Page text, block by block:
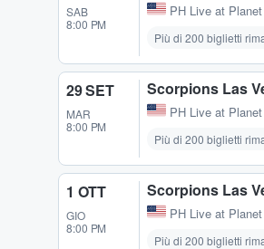
SAB
8:00 PM
PH Live at
Più di 200 biglietti
29 SET
MAR
8:00 PM
Scorpions Las
PH Live at
Più di 200 biglietti
1 OTT
GIO
8:00 PM
Scorpions Las
PH Live at
Più di 200 biglietti